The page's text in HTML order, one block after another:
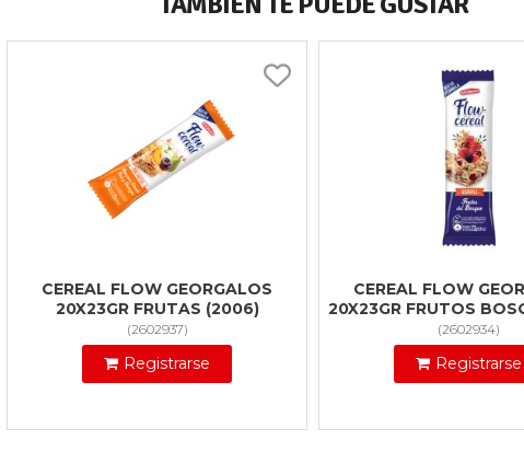
CEREAL FLOW GEORGALOS
20X23GR FRUTAS (2006)
(2602937)
Registrarse
CEREAL FLOW
20X23GR FRUTOS
(2602934)
Registrarse